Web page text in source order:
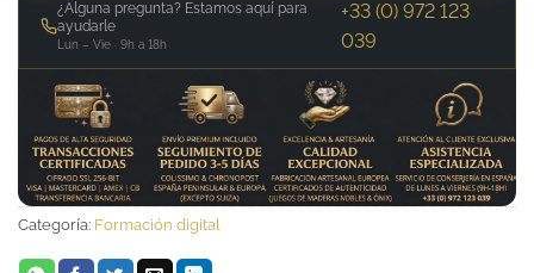
¿Alguna pregunta? Estamos aquí para
ayudarle
Lun – Vie · 9h a 18h
+33 (0) 972 123
039
Categoría: Formación digital